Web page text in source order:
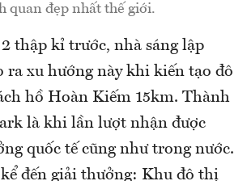
quan đẹp nhất thế giới.
thập kỉ trước, nhà sáng lập
ra xu hướng này khi kiến tạo đô
hồ Hoàn Kiếm 15km. Thành
là khi lần lượt nhận được
quốc tế cũng như trong nước.
đến giải thưởng: Khu đô thị